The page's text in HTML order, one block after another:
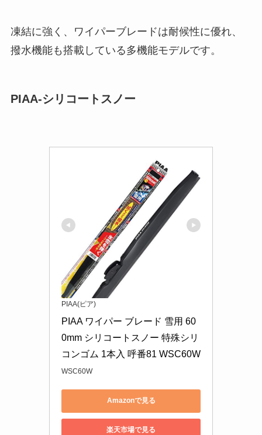
凍結に強く、ワイパーブレードは耐候性に優れ、
撥水機能も搭載している多機能モデルです。
PIAA-シリコートスノー
PIAA(ピア)
PIAA ワイパー ブレード 雪用 60
0mm シリコートスノー 特殊シリ
コンゴム 1本入 呼番81 WSC60W
WSC60W
Amazonで見る
楽天市場で見る